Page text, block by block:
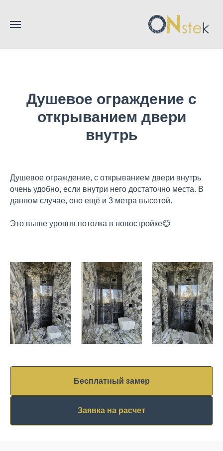
Душевое ограждение с
открыванием двери
внутрь
Душевое ограждение, с открыванием двери внутрь
очень удобно, если внутри него достаточно места. В
данном случае, оно ещё и 3 метра высотой.
Это выше уровня потолка в новостройке😊
Бесплатный замер
Заявка на расчет